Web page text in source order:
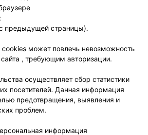
предыдущей страницы).
может повлечь невозможность
, требующим авторизации.
осуществляет сбор статистики
посетителей. Данная информация
предотвращения, выявления и
проблем.
информация